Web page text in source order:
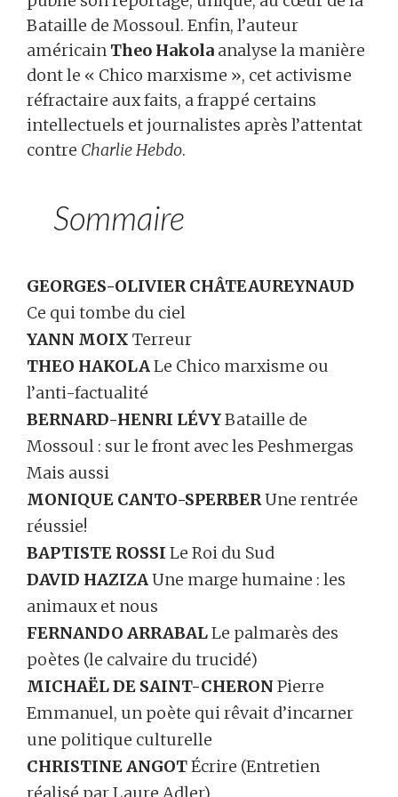
Bataille de Mossoul. Enfin, l’auteur
américain Theo Hakola analyse la manière
dont le « Chico marxisme », cet activisme
réfractaire aux faits, a frappé certains
intellectuels et journalistes après l’attentat
contre Charlie Hebdo.
Sommaire
GEORGES-OLIVIER CHÂTEAUREYNAUD
Ce qui tombe du ciel
YANN MOIX Terreur
THEO HAKOLALe Chico marxisme ou
l’anti-factualité
BERNARD-HENRI LÉVYBataille de
Mossoul : sur le front avec les Peshmergas
Mais aussi
MONIQUE CANTO-SPERBERUne rentrée
réussie!
BAPTISTE ROSSI Le Roi du Sud
DAVID HAZIZAUne marge humaine : les
animaux et nous
FERNANDO ARRABALLe palmarès des
poètes (le calvaire du trucidé)
MICHAËL DE SAINT-CHERON Pierre
Emmanuel, un poète qui rêvait d’incarner
une politique culturelle
CHRISTINE ANGOTÉcrire (Entretien